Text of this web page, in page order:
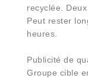
recyclée.
Peut rester
heures.
Publicité de
Groupe cible